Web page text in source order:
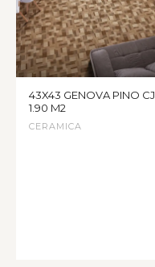
43X43 GENOVA PINO CJ
1.90 M2
CERAMICA